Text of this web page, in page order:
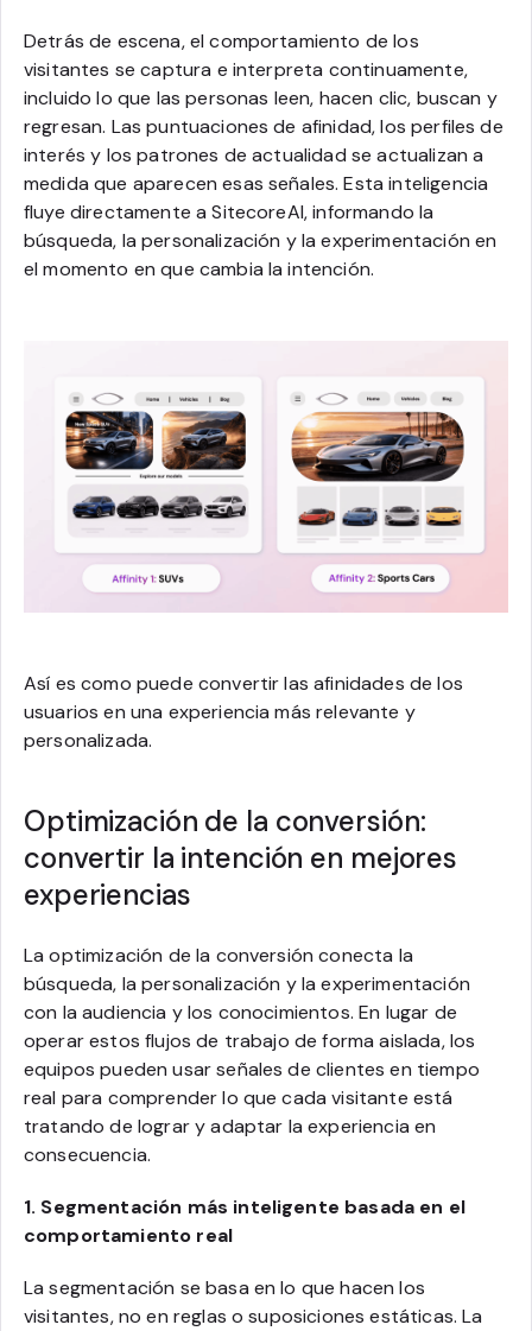
Detrás de escena, el comportamiento de los
visitantes se captura e interpreta continuamente,
incluido lo que las personas leen, hacen clic, buscan y
regresan. Las puntuaciones de afinidad, los perfiles de
interés y los patrones de actualidad se actualizan a
medida que aparecen esas señales. Esta inteligencia
fluye directamente a SitecoreAI, informando la
búsqueda, la personalización y la experimentación en
el momento en que cambia la intención.
Así es como puede convertir las afinidades de los
usuarios en una experiencia más relevante y
personalizada.
Optimización de la conversión:
convertir la intención en mejores
experiencias
La optimización de la conversión conecta la
búsqueda, la personalización y la experimentación
con la audiencia y los conocimientos. En lugar de
operar estos flujos de trabajo de forma aislada, los
equipos pueden usar señales de clientes en tiempo
real para comprender lo que cada visitante está
tratando de lograr y adaptar la experiencia en
consecuencia.
1. Segmentación más inteligente basada en el
comportamiento real
La segmentación se basa en lo que hacen los
visitantes, no en reglas o suposiciones estáticas. La